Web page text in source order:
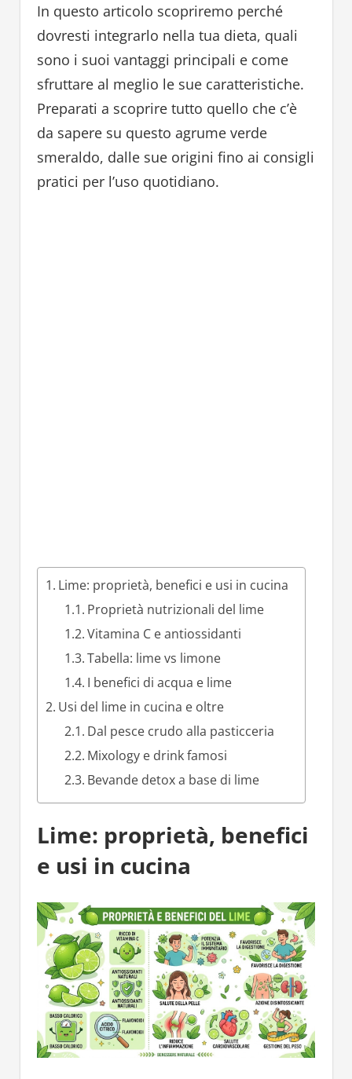
In questo articolo scopriremo perché
dovresti integrarlo nella tua dieta, quali
sono i suoi vantaggi principali e come
sfruttare al meglio le sue caratteristiche.
Preparati a scoprire tutto quello che c’è
da sapere su questo agrume verde
smeraldo, dalle sue origini fino ai consigli
pratici per l’uso quotidiano.
Lime: proprietà, benefici e usi in cucina
Proprietà nutrizionali del lime
Vitamina C e antiossidanti
Tabella: lime vs limone
I benefici di acqua e lime
Usi del lime in cucina e oltre
Dal pesce crudo alla pasticceria
Mixology e drink famosi
Bevande detox a base di lime
Lime: proprietà, benefici
e usi in cucina